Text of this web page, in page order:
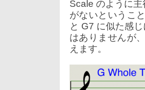
Scale のように
がないというこ
と G7 に似た感
はありませんが
えます。